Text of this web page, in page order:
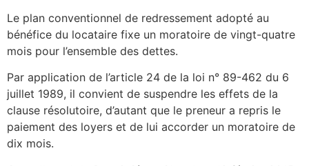
Le plan conventionnel de redressement adopté au
bénéfice du locataire fixe un moratoire de vingt-quatre
mois pour l’ensemble des dettes.
Par application de l’article 24 de la loi n° 89-462 du 6
juillet 1989, il convient de suspendre les effets de la
clause résolutoire, d’autant que le preneur a repris le
paiement des loyers et de lui accorder un moratoire de
dix mois.